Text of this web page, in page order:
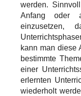
werden.
Anfang oder
einzusetzen,
kann man diese
bestimmte
einer
erlernten
wiederholt